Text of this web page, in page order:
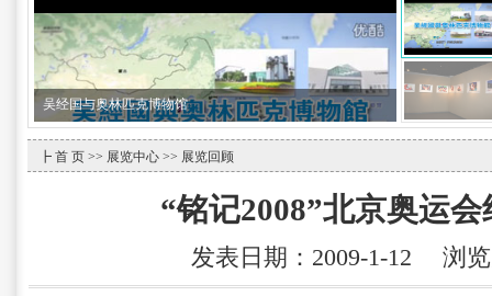
吴经国与奥林匹克博物馆
┣ 首 页 >> 展览中心 >> 展览回顾
“铭记2008”北京奥运
发表日期：2009-1-12 浏